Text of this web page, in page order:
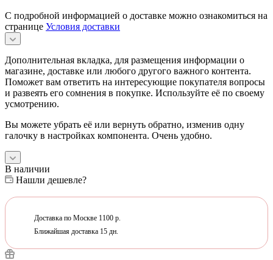
С подробной информацией о доставке можно ознакомиться на
странице Условия доставки
Дополнительная вкладка, для размещения информации о
магазине, доставке или любого другого важного контента.
Поможет вам ответить на интересующие покупателя вопросы
и развеять его сомнения в покупке. Используйте её по своему
усмотрению.
Вы можете убрать её или вернуть обратно, изменив одну
галочку в настройках компонента. Очень удобно.
В наличии
Нашли дешевле?
Доставка по Москве 1100 р.
Ближайшая доставка 15 дн.